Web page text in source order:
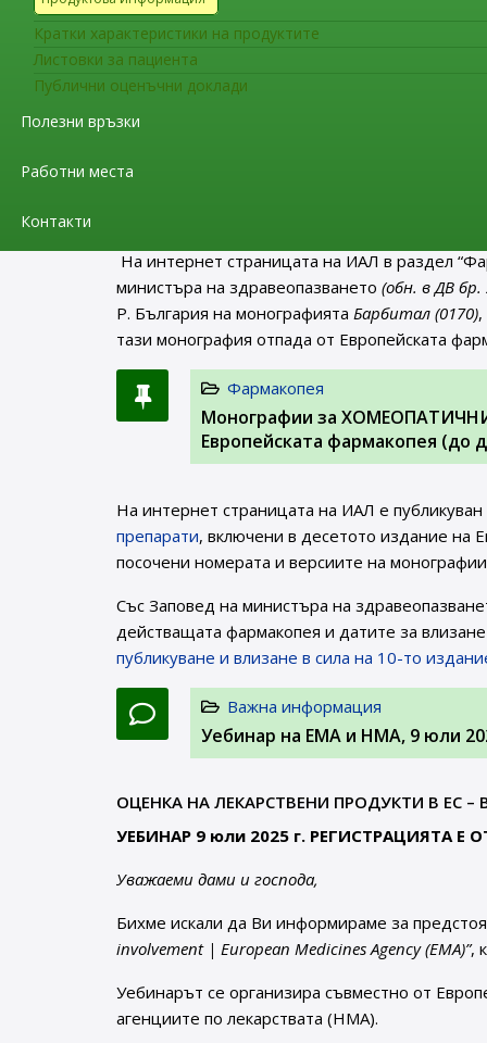
Кратки характеристики на продуктите
Листовки за пациента
Публични оценъчни доклади
Полезни връзки
Работни места
Контакти
Допълнителна информация:
European Pharmacopoeia: Rapid
На интернет страницата на ИАЛ в раздел
министъра на здравеопазването (обн. в ДВ бр.
Р. България на монографията Барбитал (0170)
тази монография отпада от Европейската
Фармакопея
Монографии за
Европейската фармакопея (до
На интернет страницата на ИАЛ e
препарати, включени в десетото издание на
посочени номерата и версиите на
Със Заповед на министъра на
действащата фармакопея и датите за
публикуване и влизане в сила на 10-то
Важна информация
Уебинар на ЕМА и НМА, 9 юли
ОЦЕНКА НА ЛЕКАРСТВЕНИ ПРОДУКТИ В ЕС
УЕБИНАР 9 юли 2025 г. РЕГИСТРАЦИЯТА Е
Уважаеми дами и господа,
Бихме искали да Ви информираме за
involvement | European Medicines Agency (EMA)”,
Уебинарът се организира съвместно от
агенциите по лекарствата (HMA).